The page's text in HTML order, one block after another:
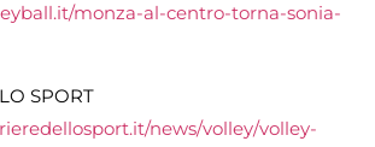
monza-al-centro-torna-sonia-
SPORT
news/volley/volley-